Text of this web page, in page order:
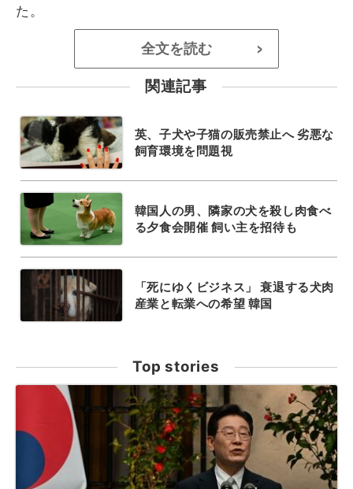
た。
全文を読む >
関連記事
英、子犬や子猫の販売禁止へ 劣悪な
飼育環境を問題視
韓国人の男、隣家の犬を殺し肉食べ
る夕食会開催 飼い主を招待も
「死にゆくビジネス」 衰退する犬肉
産業と転業への希望 韓国
Top stories